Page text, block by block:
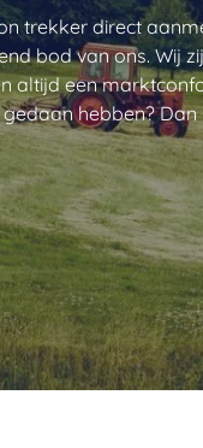
trekker direct
bod van ons. Wij
altijd een
hebben? Dan